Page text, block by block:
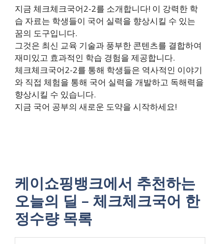
지금 체크체크국어2-2를 소개합니다! 이 강력한 학
습 자료는 학생들이 국어 실력을 향상시킬 수 있는
꿈의 도구입니다.
그것은 최신 교육 기술과 풍부한 콘텐츠를 결합하여
재미있고 효과적인 학습 경험을 제공합니다.
체크체크국어2-2를 통해 학생들은 역사적인 이야기
와 직접 체험을 통해 국어 실력을 개발하고 독해력을
향상시킬 수 있습니다.
지금 국어 공부의 새로운 도약을 시작하세요!
케이쇼핑뱅크에서 추천하는
오늘의 딜 – 체크체크국어 한
정수량 목록